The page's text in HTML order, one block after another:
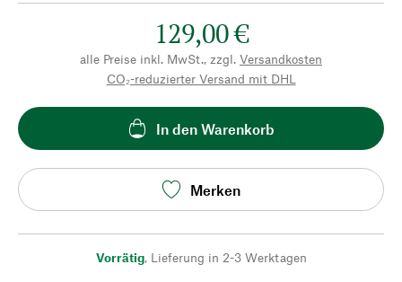
129,00 €
alle Preise inkl. MwSt., zzgl. Versandkosten
CO₂-reduzierter Versand mit DHL
In den Warenkorb
Merken
Vorrätig, Lieferung in 2-3 Werktagen